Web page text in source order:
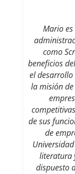
Mario
como
beneficios
el desarrollo
la misión
de sus
de
literatura
dispuesto